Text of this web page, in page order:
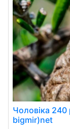
Чоловіка 240
bigmir)net